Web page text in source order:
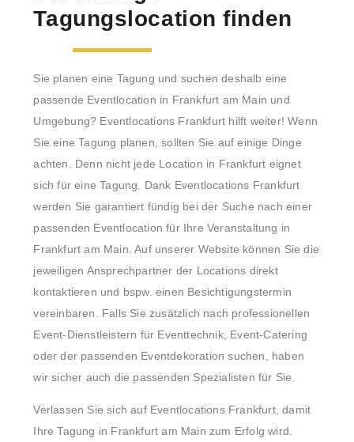
Tagungslocation finden
Sie planen eine Tagung und suchen deshalb eine
passende Eventlocation in Frankfurt am Main und
Umgebung? Eventlocations Frankfurt hilft weiter! Wenn
Sie eine Tagung planen, sollten Sie auf einige Dinge
achten. Denn nicht jede Location in Frankfurt eignet
sich für eine Tagung. Dank Eventlocations Frankfurt
werden Sie garantiert fündig bei der Suche nach einer
passenden Eventlocation für Ihre Veranstaltung in
Frankfurt am Main. Auf unserer Website können Sie die
jeweiligen Ansprechpartner der Locations direkt
kontaktieren und bspw. einen Besichtigungstermin
vereinbaren. Falls Sie zusätzlich nach professionellen
Event-Dienstleistern für Eventtechnik, Event-Catering
oder der passenden Eventdekoration suchen, haben
wir sicher auch die passenden Spezialisten für Sie.
Verlassen Sie sich auf Eventlocations Frankfurt, damit
Ihre Tagung in Frankfurt am Main zum Erfolg wird.